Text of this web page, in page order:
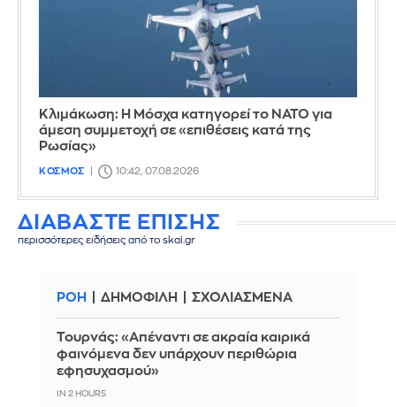
Κλιμάκωση: Η Μόσχα κατηγορεί το ΝΑΤΟ για
άμεση συμμετοχή σε «επιθέσεις κατά της
Ρωσίας»
ΚΟΣΜΟΣ 10:42, 07.08.2026
ΔΙΑΒΑΣΤΕ ΕΠΙΣΗΣ
περισσότερες ειδήσεις από το skai.gr
ΡΟΗ ΔΗΜΟΦΙΛΗ ΣΧΟΛΙΑΣΜΕΝΑ
Τουρνάς: «Απέναντι σε ακραία καιρικά
φαινόμενα δεν υπάρχουν περιθώρια
εφησυχασμού»
IN 2 HOURS